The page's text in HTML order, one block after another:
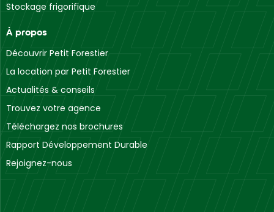
Stockage frigorifique
À propos
Découvrir Petit Forestier
La location par Petit Forestier
Actualités & conseils
Trouvez votre agence
Téléchargez nos brochures
Rapport Développement Durable
Rejoignez-nous